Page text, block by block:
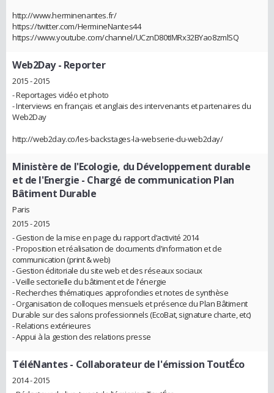
http://www.herminenantes.fr/
https://twitter.com/HermineNantes44
https://www.youtube.com/channel/UCznD80tIMRx32BYao8zmlSQ
Web2Day- Reporter
2015 - 2015
- Reportages vidéo et photo
- Interviews en français et anglais des intervenants et partenaires du
Web2Day
http://web2day.co/les-backstages-la-webserie-du-web2day/
Ministère de l'Ecologie, du Développement durable
et de l'Energie - Chargé de communication Plan
Bâtiment Durable
Paris
2015 - 2015
- Gestion de la mise en page du rapport d’activité 2014
- Proposition et réalisation de documents d’information et de
communication (print & web)
- Gestion éditoriale du site web et des réseaux sociaux
- Veille sectorielle du bâtiment et de l'énergie
- Recherches thématiques approfondies et notes de synthèse
- Organisation de colloques mensuels et présence du Plan Bâtiment
Durable sur des salons professionnels (EcoBat, signature charte, etc)
- Relations extérieures
- Appui à la gestion des relations presse
TéléNantes- Collaborateur de l'émission ToutÉco
2014 - 2015